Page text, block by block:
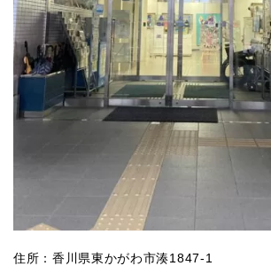
住所：香川県東かがわ市湊1847-1